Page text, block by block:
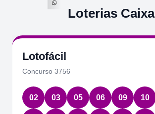
Loterias Caixa
Lotofácil
Concurso 3756
02 03 05 06 09 10